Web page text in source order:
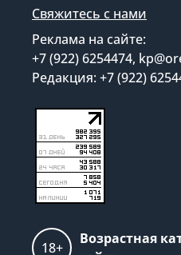
Свяжитесь с нами
Реклама на сайте:
+7 (922) 6254474,
Редакция: +7 (922)
18+
Возрастная